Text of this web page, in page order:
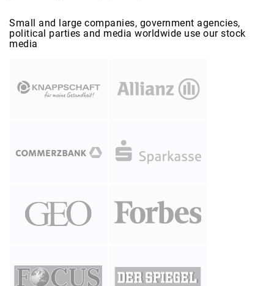
Small and large companies, government agencies,
political parties and media worldwide use our stock
media